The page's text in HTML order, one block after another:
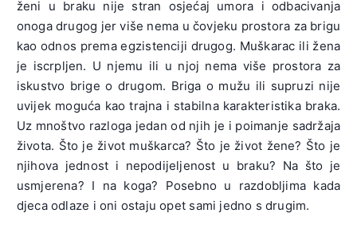
ženi u braku nije stran osjećaj umora i odbacivanja
onoga drugog jer više nema u čovjeku prostora za brigu
kao odnos prema egzistenciji drugog. Muškarac ili žena
je iscrpljen. U njemu ili u njoj nema više prostora za
iskustvo brige o drugom. Briga o mužu ili supruzi nije
uvijek moguća kao trajna i stabilna karakteristika braka.
Uz mnoštvo razloga jedan od njih je i poimanje sadržaja
života. Što je život muškarca? Što je život žene? Što je
njihova jednost i nepodijeljenost u braku? Na što je
usmjerena? I na koga? Posebno u razdobljima kada
djeca odlaze i oni ostaju opet sami jedno s drugim.